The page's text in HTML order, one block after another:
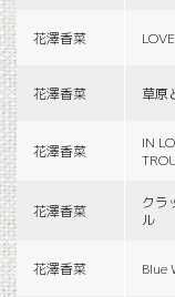
花澤香菜
花澤香菜 草原
花澤香菜
IN
花澤香菜
クラ
ル
花澤香菜 Blue